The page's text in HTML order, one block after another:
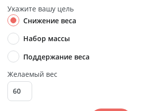
Укажите вашу цель
Снижение веса
Набор массы
Поддержание веса
Желаемый вес